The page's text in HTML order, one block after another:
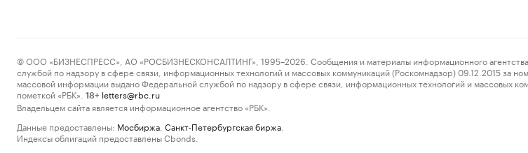
© ООО «БИЗНЕСПРЕСС», АО «РОСБИЗНЕСКОНСАЛТИНГ», 1995–2026. Сообщения и материалы информационного агентства
службой по надзору в сфере связи, информационных технологий и массовых коммуникаций (Роскомнадзор) 09.12.2015 за
массовой информации выдано Федеральной службой по надзору в сфере связи, информационных технологий и массовых
пометкой «РБК».
18+ letters@rbc.ru
Владельцем сайта является информационное агентство «РБК».
Данные предоставлены: Мосбиржа Санкт-Петербургская биржа
Индексы облигаций предоставлены Cbonds.